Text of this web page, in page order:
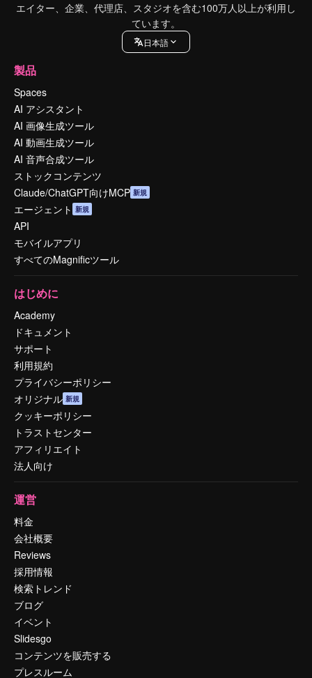
エイター、企業、代理店、スタジオを含む100万人以上が利用し
ています。
日本語
製品
Spaces
AI アシスタント
AI 画像生成ツール
AI 動画生成ツール
AI 音声合成ツール
ストックコンテンツ
Claude/ChatGPT向けMCP 新規
エージェント 新規
API
モバイルアプリ
すべてのMagnificツール
はじめに
Academy
ドキュメント
サポート
利用規約
プライバシーポリシー
オリジナル 新規
クッキーポリシー
トラストセンター
アフィリエイト
法人向け
運営
料金
会社概要
Reviews
採用情報
検索トレンド
ブログ
イベント
Slidesgo
コンテンツを販売する
プレスルーム